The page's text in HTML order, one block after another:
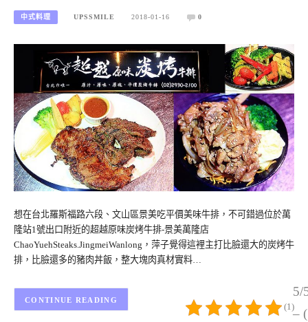
中式料理 UPSSMILE 2018-01-16 0
想在台北羅斯福路六段、文山區景美吃平價美味牛排，不可錯過位於萬
隆站1號出口附近的超越原味炭烤牛排-景美萬隆店
ChaoYuehSteaks.JingmeiWanlong，萍子覺得這裡主打比臉還大的炭烤牛
排，比臉還多的豬肉丼飯，整大塊肉真材實料…
5/
–
(1)
CONTINUE READING